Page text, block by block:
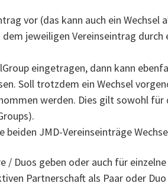
vor (das kann auch ein Wechsel
jeweiligen Vereinseintrag durch
eingetragen, dann kann
Soll trotzdem ein Wechsel
werden. Dies gilt sowohl für
JMD-Vereinseinträge
/ Duos geben oder auch für
Partnerschaft als Paar oder